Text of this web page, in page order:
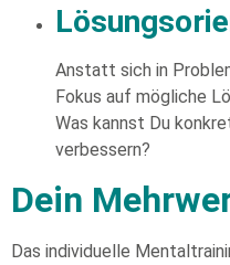
Anstatt sich in
Fokus auf mögliche
Was kannst Du
verbessern?
Dein
Das individuelle